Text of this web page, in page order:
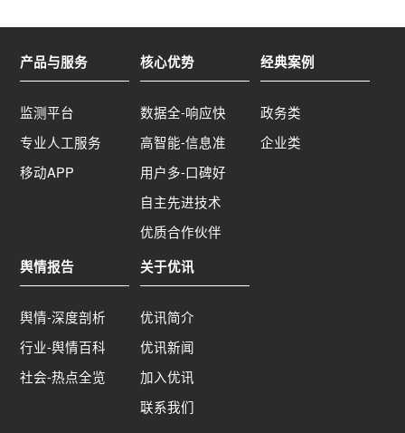
当事男孩的母亲红黄蓝受害幼儿家属也进行了回
应。但舆论争议仍然存在。舆情简析众所周知，红
黄蓝幼儿园出事已经不是第一次了。2017年，老师
童。如今，又有男童闻臭脚事件，多次负面风波不
禁令人担忧。这样的恶性事件是否一直在发生？如
果园方未能及时发现并制止惩处，是不是会产生更
严重的后果。幼儿园是孩子学习成长的地方，如果
幼师师德有问题，而且问题暴露比较缓慢隐蔽，那
孩子将成为被欺凌侮辱的对象，家长更是难以真正
园老师的素质上。因此，幼儿园并不单单只是道歉
这么简单，还要把内部监管措施落实到位，相关部
门也要加大监管力度，同时，继续强化教师行为规
范和师风师德建设，对家长、孩子以及自己都要负
起相关责任。点击查看该事件舆情简报全文：一幼
师晒男童闻脚照，红黄蓝又上热搜！07滴滴司机因
未帮乘客拿行李被取消订单事件舆情概述4月13
产品与服务
监测平台
专业人工服务
移动APP
核心优势
数据全-响应快
高智能-信息准
用户多-口碑好
自主先进技术
优质合作伙伴
经典案例
政务类
企业类
舆情报告
舆情-深度剖析
行业-舆情百科
社会-热点全览
关于优讯
优讯简介
优讯新闻
加入优讯
联系我们